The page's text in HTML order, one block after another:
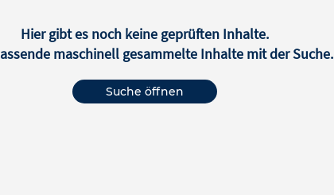
Hier gibt es noch keine geprüften Inhalte.
maschinell gesammelte Inhalte mit der Suche.
Suche öffnen